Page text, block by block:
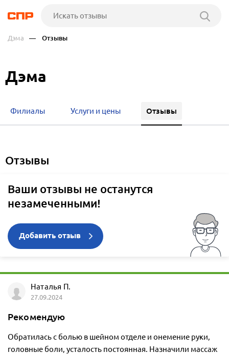
Дэма — Отзывы
Дэма
отзывы
Филиалы Услуги и цены Отзывы
Ваши отзывы не останутся
незамеченными!
Добавить отзыв
Наталья П.
27.09.2024
Рекомендую
Обратилась с болью в шейном отделе и онемение руки,
головные боли, усталость постоянная. Назначили массаж